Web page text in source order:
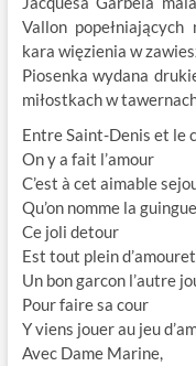
Vallon
kara więzienia w
Piosenka wydana
miłostkach w
Entre Saint-Denis et le
On y a fait l’amour
C’est à cet aimable
Qu’on nomme la
Ce joli detour
Est tout plein
Un bon garcon l’autre
Pour faire sa cour
Y viens jouer au jeu
Avec Dame Marine,